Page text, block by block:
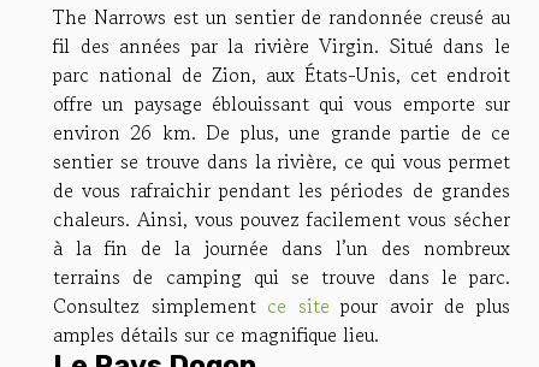
The Narrows est un sentier de randonnée creusé au
fil des années par la rivière Virgin. Situé dans le
parc national de Zion, aux États-Unis, cet endroit
offre un paysage éblouissant qui vous emporte sur
environ 26 km. De plus, une grande partie de ce
sentier se trouve dans la rivière, ce qui vous permet
de vous rafraichir pendant les périodes de grandes
chaleurs. Ainsi, vous pouvez facilement vous sécher
à la fin de la journée dans l’un des nombreux
terrains de camping qui se trouve dans le parc.
Consultez simplement ce site pour avoir de plus
amples détails sur ce magnifique lieu.